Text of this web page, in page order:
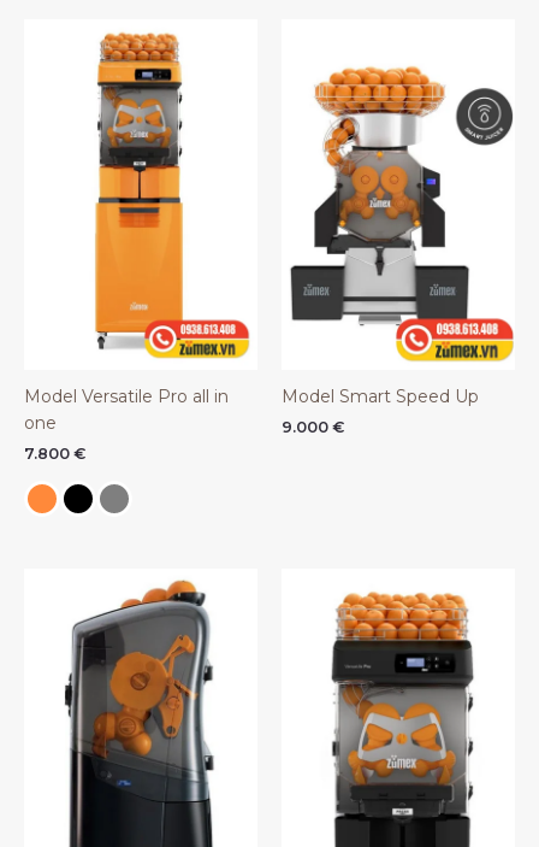
Model Versatile Pro all in
one
7.800 €
Model Smart Speed Up
9.000 €